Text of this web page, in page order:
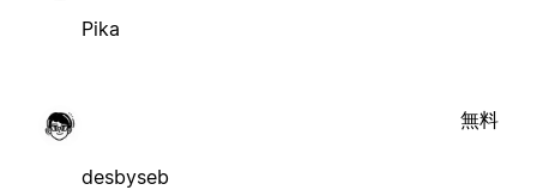
Pika
desbyseb
無料